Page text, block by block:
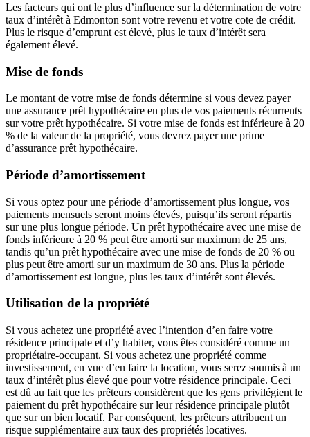
Les facteurs qui ont le plus d’influence sur la détermination de votre
taux d’intérêt à Edmonton sont votre revenu et votre cote de crédit.
Plus le risque d’emprunt est élevé, plus le taux d’intérêt sera
également élevé.
Mise de fonds
Le montant de votre mise de fonds détermine si vous devez payer
une assurance prêt hypothécaire en plus de vos paiements récurrents
sur votre prêt hypothécaire. Si votre mise de fonds est inférieure à 20
% de la valeur de la propriété, vous devrez payer une prime
d’assurance prêt hypothécaire.
Période d’amortissement
Si vous optez pour une période d’amortissement plus longue, vos
paiements mensuels seront moins élevés, puisqu’ils seront répartis
sur une plus longue période. Un prêt hypothécaire avec une mise de
fonds inférieure à 20 % peut être amorti sur maximum de 25 ans,
tandis qu’un prêt hypothécaire avec une mise de fonds de 20 % ou
plus peut être amorti sur un maximum de 30 ans. Plus la période
d’amortissement est longue, plus les taux d’intérêt sont élevés.
Utilisation de la propriété
Si vous achetez une propriété avec l’intention d’en faire votre
résidence principale et d’y habiter, vous êtes considéré comme un
propriétaire-occupant. Si vous achetez une propriété comme
investissement, en vue d’en faire la location, vous serez soumis à un
taux d’intérêt plus élevé que pour votre résidence principale. Ceci
est dû au fait que les prêteurs considèrent que les gens privilégient le
paiement du prêt hypothécaire sur leur résidence principale plutôt
que sur un bien locatif. Par conséquent, les prêteurs attribuent un
risque supplémentaire aux taux des propriétés locatives.